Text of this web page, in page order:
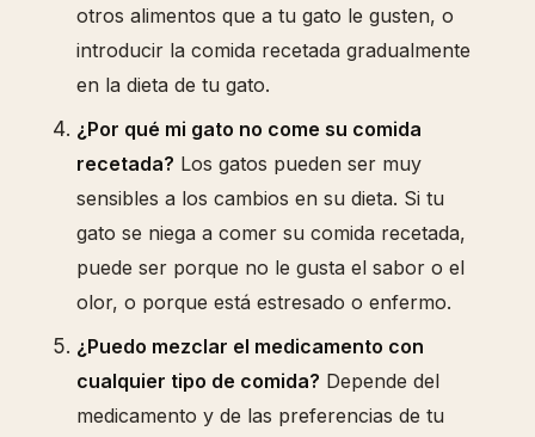
otros alimentos que a tu gato le gusten, o
introducir la comida recetada gradualmente
en la dieta de tu gato.
¿Por qué mi gato no come su comida
recetada? Los gatos pueden ser muy
sensibles a los cambios en su dieta. Si tu
gato se niega a comer su comida recetada,
puede ser porque no le gusta el sabor o el
olor, o porque está estresado o enfermo.
¿Puedo mezclar el medicamento con
cualquier tipo de comida? Depende del
medicamento y de las preferencias de tu